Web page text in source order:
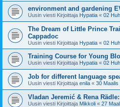
environment and gardening
Uusin viesti Kirjoittaja Hypatia « 02
The Dream of Little Prince
Cappadoc
Uusin viesti Kirjoittaja Hypatia « 02
Training Course for Young
Uusin viesti Kirjoittaja Hypatia « 02
Job for different language
Uusin viesti Kirjoittaja enila « 30 Maalis
Vladan Jeremić & Rena
Uusin viesti Kirjoittaja Mikkoli « 27